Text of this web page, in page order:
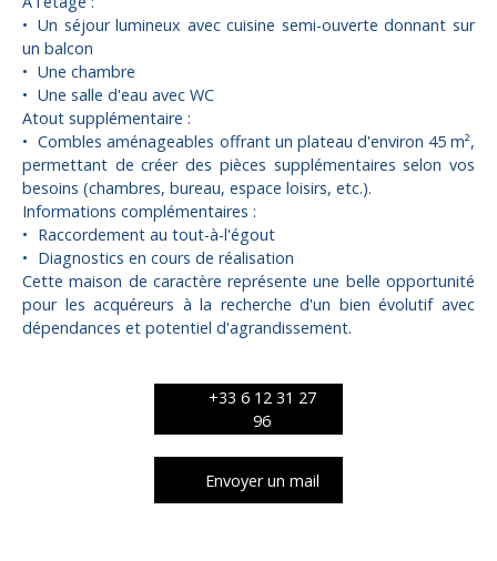
Un séjour lumineux avec cuisine semi-ouverte donnant sur
un balcon
Une chambre
Une salle d'eau avec WC
Atout supplémentaire :
Combles aménageables offrant un plateau d'environ 45 m²,
permettant de créer des pièces supplémentaires selon vos
besoins (chambres, bureau, espace loisirs, etc.).
Informations complémentaires :
Raccordement au tout-à-l'égout
Diagnostics en cours de réalisation
Cette maison de caractère représente une belle opportunité
pour les acquéreurs à la recherche d'un bien évolutif avec
dépendances et potentiel d'agrandissement.
+33 6 12 31 27
96
Envoyer un mail